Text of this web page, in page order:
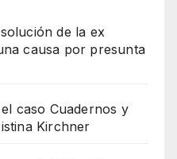
de la ex
causa por presunta
caso Cuadernos y
Kirchner